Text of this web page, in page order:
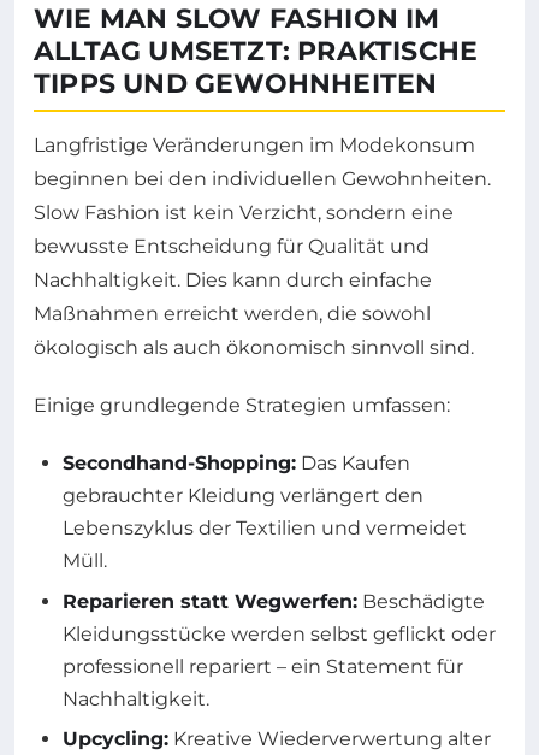
WIE MAN SLOW FASHION IM
ALLTAG UMSETZT: PRAKTISCHE
TIPPS UND GEWOHNHEITEN
Langfristige Veränderungen im Modekonsum
beginnen bei den individuellen Gewohnheiten.
Slow Fashion ist kein Verzicht, sondern eine
bewusste Entscheidung für Qualität und
Nachhaltigkeit. Dies kann durch einfache
Maßnahmen erreicht werden, die sowohl
ökologisch als auch ökonomisch sinnvoll sind.
Einige grundlegende Strategien umfassen:
Secondhand-Shopping: Das Kaufen
gebrauchter Kleidung verlängert den
Lebenszyklus der Textilien und vermeidet
Müll.
Reparieren statt Wegwerfen: Beschädigte
Kleidungsstücke werden selbst geflickt oder
professionell repariert – ein Statement für
Nachhaltigkeit.
Upcycling: Kreative Wiederverwertung alter